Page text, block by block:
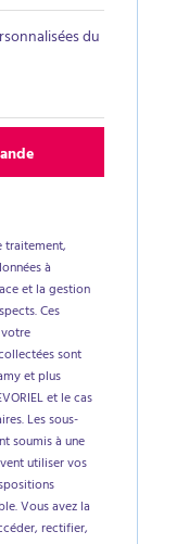
du
traitement,
à
et la gestion
Ces
sont
et plus
et le cas
Les sous-
soumis à une
utiliser vos
Vous avez la
rectifier,